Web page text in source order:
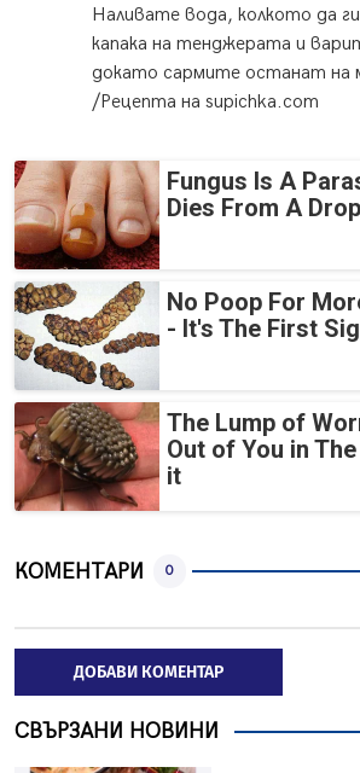
Наливате вода, колкото да
капака на тенджерата и
докато сармите останат на
/Рецепта на supichka.com
Fungus Is A
Dies From A
No Poop For
- It's The First
The Lump of
Out of You in
it
КОМЕНТАРИ 0
ДОБАВИ КОМЕНТАР
СВЪРЗАНИ НОВИНИ